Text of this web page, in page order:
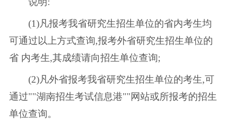
(1)凡报考我省研究生招生单位的省内考生均
可通过以上方式查询,报考外省研究生招生单位的
省 内考生,其成绩请向招生单位查询;
(2)凡外省报考我省研究生招生单位的考生,可
通过""湖南招生考试信息港""网站或所报考的招生
单位查询。